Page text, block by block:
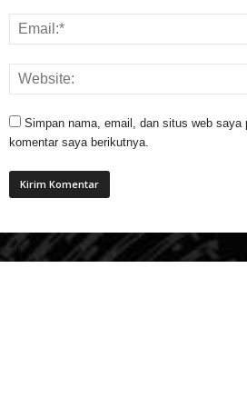
Simpan nama, email, dan situs web saya
komentar saya berikutnya.